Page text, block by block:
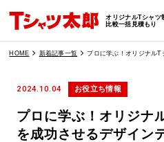
オリジナルTシャツ
比較一括見積もり
HOME 新着記事一覧 プロに学ぶ！オリジナルT
2024.10.04 お役立ち情報
プロに学ぶ！オリジナ
を成功させるデザイン